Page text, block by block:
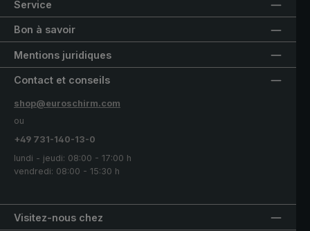
Service
Bon à savoir
Mentions juridiques
Visitez-nous chez
Contact et conseils
shop@euroschirm.com
ou
+49 731-140-13-0
lundi - jeudi: 08:00 - 17:00 h
vendredi: 08:00 - 15:30 h